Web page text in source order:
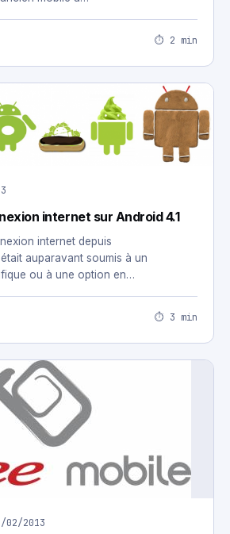
⏱ 2 min
internet sur Android 4.1
internet depuis
auparavant soumis à un
ou à une option en…
⏱ 3 min
02/2013